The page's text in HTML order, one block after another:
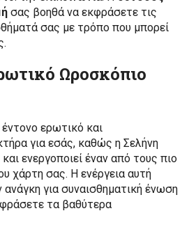
σας βοηθά να εκφράσετε τις
σας με τρόπο που μπορεί
Ωροσκόπιο
ερωτικό και
για εσάς, καθώς η Σελήνη
ενεργοποιεί έναν από τους πιο
χάρτη σας. Η ενέργεια αυτή
ανάγκη για συναισθηματική ένωση
τα βαθύτερα